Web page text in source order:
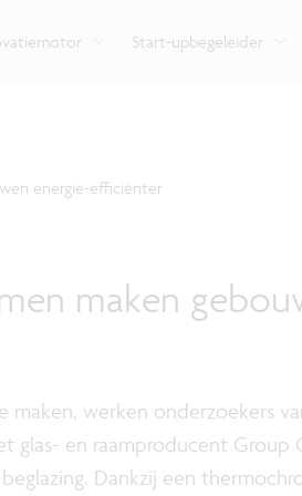
Start-upbegeleider
ondernemers en burgers.
energie-efficiënter
maken
werken onderzoekers
glas- en raamproducent Group
Dankzij een